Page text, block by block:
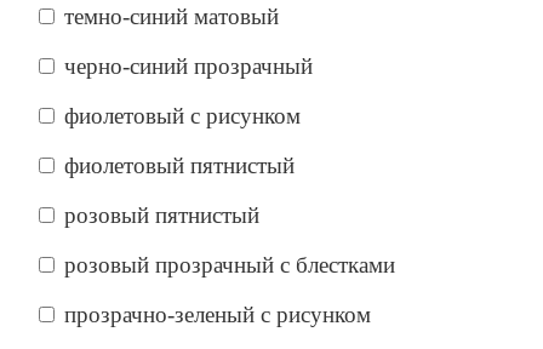
темно-синий матовый
черно-синий прозрачный
фиолетовый с рисунком
фиолетовый пятнистый
розовый пятнистый
розовый прозрачный с блестками
прозрачно-зеленый с рисунком